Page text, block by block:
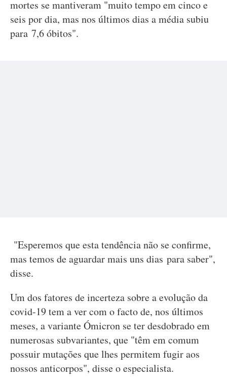
mortes se mantiveram "muito tempo em cinco e
seis por dia, mas nos últimos dias a média subiu
para 7,6 óbitos".
"Esperemos que esta tendência não se confirme,
mas temos de aguardar mais uns dias para saber",
disse.
Um dos fatores de incerteza sobre a evolução da
covid-19 tem a ver com o facto de, nos últimos
meses, a variante Ómicron se ter desdobrado em
numerosas subvariantes, que "têm em comum
possuir mutações que lhes permitem fugir aos
nossos anticorpos", disse o especialista.